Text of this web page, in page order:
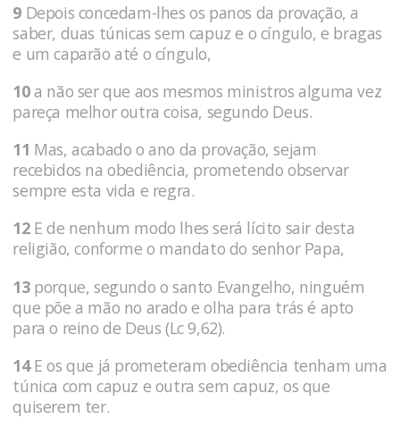
9 Depois concedam-lhes os panos da provação, a
saber, duas túnicas sem capuz e o cíngulo, e bragas
e um caparão até o cíngulo,
10a não ser que aos mesmos ministros alguma vez
pareça melhor outra coisa, segundo Deus.
11 Mas, acabado o ano da provação, sejam
recebidos na obediência, prometendo observar
sempre esta vida e regra.
12E de nenhum modo lhes será lícito sair desta
religião, conforme o mandato do senhor Papa,
13porque, segundo o santo Evangelho, ninguém
que põe a mão no arado e olha para trás é apto
para o reino de Deus (Lc 9,62).
14E os que já prometeram obediência tenham uma
túnica com capuz e outra sem capuz, os que
quiserem ter.